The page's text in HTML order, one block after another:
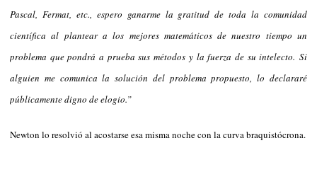
Pascal, Fermat, etc., espero ganarme la gratitud de toda la comunidad
científica al plantear a los mejores matemáticos de nuestro tiempo un
problema que pondrá a prueba sus métodos y la fuerza de su intelecto. Si
alguien me comunica la solución del problema propuesto, lo declararé
públicamente digno de elogio.”
Newton lo resolvió al acostarse esa misma noche con la curva braquistócrona.